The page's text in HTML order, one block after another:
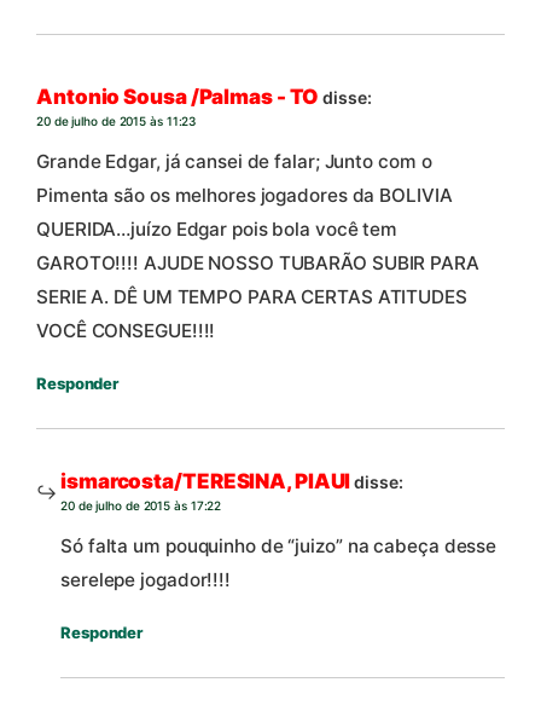
Antonio Sousa /Palmas - TO disse:
20 de julho de 2015 às 11:23
Grande Edgar, já cansei de falar; Junto com o
Pimenta são os melhores jogadores da BOLIVIA
QUERIDA…juízo Edgar pois bola você tem
GAROTO!!!! AJUDE NOSSO TUBARÃO SUBIR PARA
SERIE A. DÊ UM TEMPO PARA CERTAS ATITUDES
VOCÊ CONSEGUE!!!!
Responder
ismarcosta/TERESINA, PIAUIdisse:
20 de julho de 2015 às 17:22
Só falta um pouquinho de “juizo” na cabeça desse
serelepe jogador!!!!
Responder